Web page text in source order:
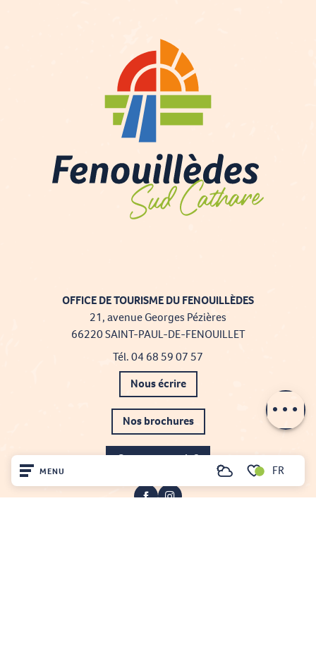
MENU
Voir les favoris
RechercheFR
OFFICE DE TOURISME DU FENOUILLÈDES
21, avenue Georges Pézières
66220 SAINT-PAUL-DE-FENOUILLET
Tél. 04 68 59 07 57
Nous écrire
Nos brochures
Comment venir ?